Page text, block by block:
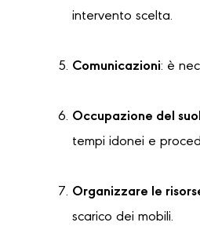
intervento scelta.
Comunicazioni: è
Occupazione del
tempi idonei e
Organizzare le
scarico dei mobili.